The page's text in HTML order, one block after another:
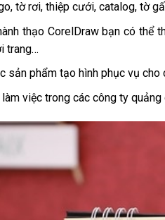
tờ rơi, thiệp cưới, catalog, tờ
thạo CorelDraw bạn có thể
trang…
sản phẩm tạo hình phục vụ
việc trong các công ty quảng